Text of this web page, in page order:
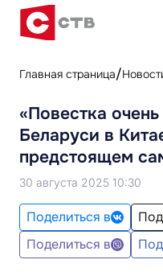
Главная страница
«Повестка
Беларуси в
предстоящем
30 августа 2025 10:30
Поделиться в
Поделиться в